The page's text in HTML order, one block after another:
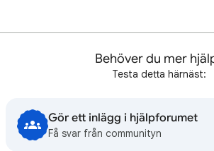
Behöver du mer
Testa detta härnäst:
Gör ett inlägg i hjälpforumet
Få svar från communityn